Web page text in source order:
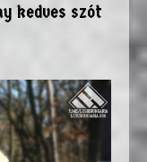
kedves szót